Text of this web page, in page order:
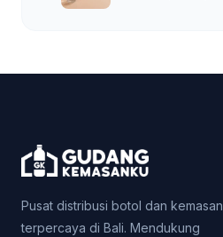
Pusat distribusi botol dan kemasan
terpercaya di Bali. Mendukung